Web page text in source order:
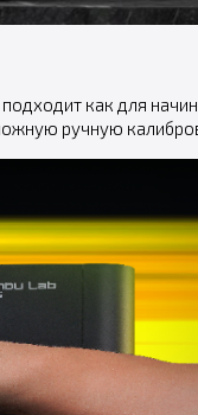
как для
ручную